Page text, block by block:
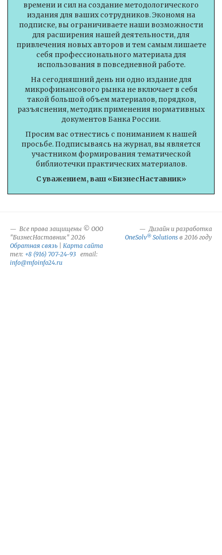
времени и сил на создание методологического
издания для ваших сотрудников. Экономя на
подписке, вы ограничиваете наши возможности
для расширения нашей деятельности, для
привлечения новых авторов и тем самым лишаете
себя профессионального материала для
использования в повседневной работе.
На сегодняшний день ни одно издание для
микрофинансового рынка не включает в себя
такой большой объем материалов, порядков,
разъяснения, методик применения нормативных
документов Банка России.
Просим вас отнестись с пониманием к нашей
просьбе. Подписываясь на журнал, вы является
участником формирования тематической
библиотечки практических материалов.
С уважением, ваш «БизнесНаставник»
Все права защищены © ООО
"БизнесНаставник" 2026
Обратная связь
Карта сайта
тел: +8 (916) 707-24-93 email:
info@mfoinfo24.ru
Дизайн и разработка
OneSolv® Solutions в 2016 году